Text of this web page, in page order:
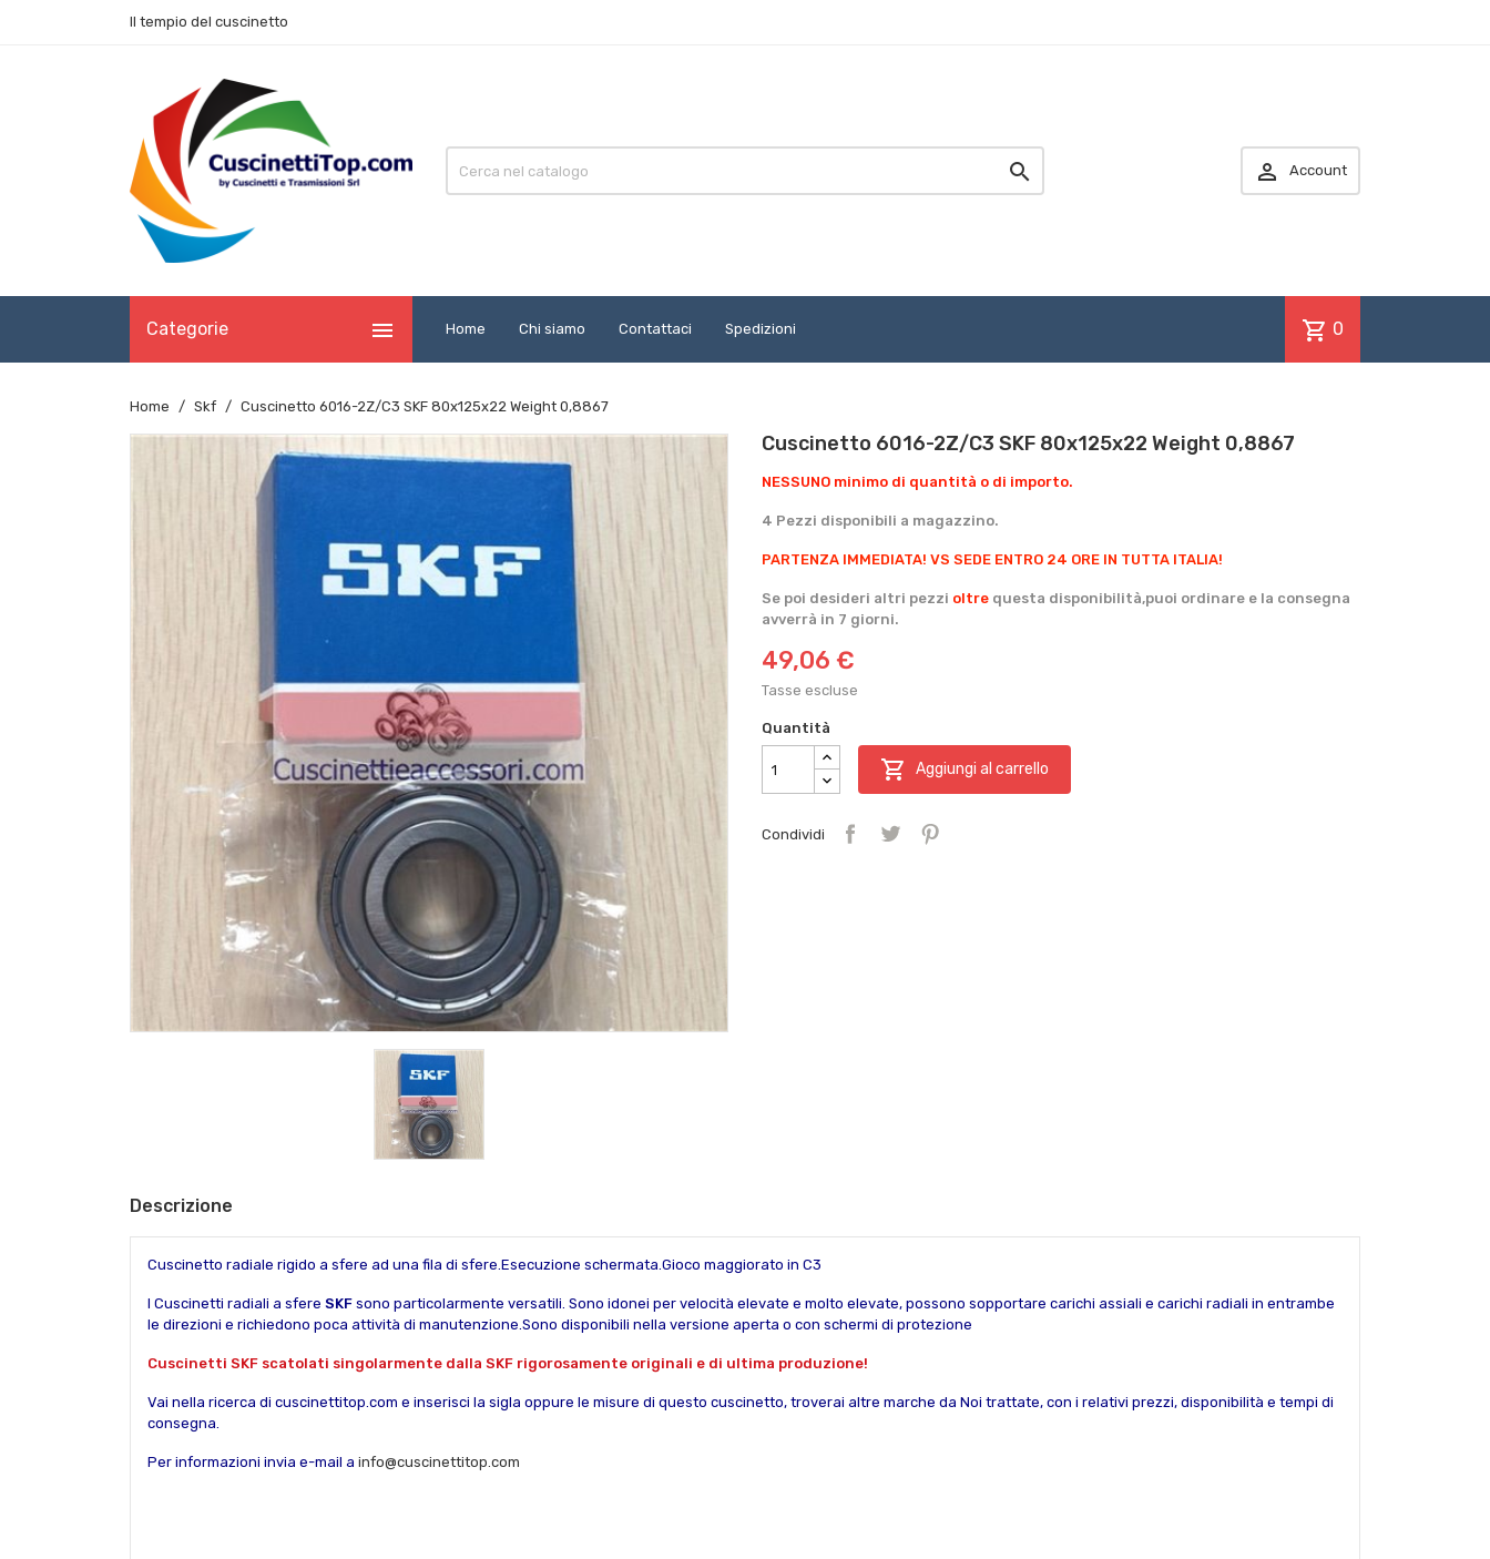
Il tempio del cuscinetto
  Account
Categorie  Home Chi siamo Contattaci Spedizioni shopping_cart 0
Home Skf Cuscinetto 6016-2Z/C3 SKF 80x125x22 Weight 0,8867
Cuscinetto 6016-2Z/C3 SKF 80x125x22 Weight 0,8867
NESSUNO minimo di quantità o di importo.
4 Pezzi disponibili a magazzino.
PARTENZA IMMEDIATA! VS SEDE ENTRO 24 ORE IN TUTTA ITALIA!
Se poi desideri altri pezzi oltre questa disponibilità,puoi ordinare e la consegna
avverrà in 7 giorni.
49,06 €
Tasse escluse
Quantità
 Aggiungi al carrello
Condividi
Descrizione
Cuscinetto radiale rigido a sfere ad una fila di sfere.Esecuzione schermata.Gioco maggiorato in C3
I Cuscinetti radiali a sfere SKF sono particolarmente versatili. Sono idonei per velocità elevate e molto elevate, possono sopportare carichi assiali e carichi radiali in entrambe
le direzioni e richiedono poca attività di manutenzione.Sono disponibili nella versione aperta o con schermi di protezione
Cuscinetti SKF scatolati singolarmente dalla SKF rigorosamente originali e di ultima produzione!
Vai nella ricerca di cuscinettitop.com e inserisci la sigla oppure le misure di questo cuscinetto, troverai altre marche da Noi trattate, con i relativi prezzi, disponibilità e tempi di
consegna.
Per informazioni invia e-mail a info@cuscinettitop.com